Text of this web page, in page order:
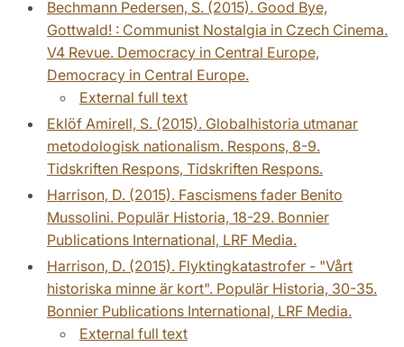
Bechmann Pedersen, S. (2015). Good Bye,
Gottwald! : Communist Nostalgia in Czech Cinema.
V4 Revue. Democracy in Central Europe,
Democracy in Central Europe.
External full text
Eklöf Amirell, S. (2015). Globalhistoria utmanar
metodologisk nationalism. Respons, 8-9.
Tidskriften Respons, Tidskriften Respons.
Harrison, D. (2015). Fascismens fader Benito
Mussolini. Populär Historia, 18-29. Bonnier
Publications International, LRF Media.
Harrison, D. (2015). Flyktingkatastrofer - "Vårt
historiska minne är kort". Populär Historia, 30-35.
Bonnier Publications International, LRF Media.
External full text